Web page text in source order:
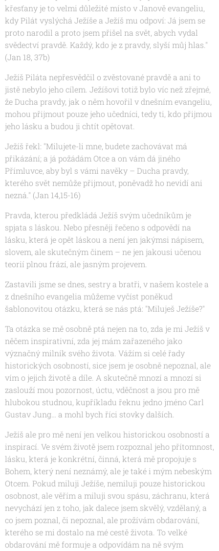
křesťany je to velmi důležité místo v Janově evangeliu,
kdy Pilát vyslýchá Ježíše a Ježíš mu odpoví: Já jsem se
proto narodil a proto jsem přišel na svět, abych vydal
svědectví pravdě. Každý, kdo je z pravdy, slyší můj hlas."
(Jan 18, 37b)
Ježíš Piláta nepřesvědčil o zvěstované pravdě a ani to
jistě nebylo jeho cílem. Ježíšovi totiž bylo víc než zřejmé,
že Ducha pravdy, jak o něm hovořil v dnešním evangeliu,
mohou přijmout pouze jeho učedníci, tedy ti, kdo přijmou
jeho lásku a budou ji chtít opětovat.
Ježíš řekl: "Milujete-li mne, budete zachovávat má
přikázání; a já požádám Otce a on vám dá jiného
Přímluvce, aby byl s vámi navěky – Ducha pravdy,
kterého svět nemůže přijmout, poněvadž ho nevidí ani
nezná." (Jan 14,15-16)
Pravda, kterou předkládá Ježíš svým učedníkům je
spjata s láskou. Nebo přesněji řečeno s odpovědí na
lásku, která je opět láskou a není jen jakýmsi nápisem,
slovem, ale skutečným činem – ne jen jakousi učenou
teorií plnou frází, ale jasným projevem.
Zastavili jsme se dnes, sestry a bratři, v našem kostele a
z dnešního evangelia můžeme vyčíst poněkud
šablonovitou otázku, která se nás ptá: "Miluješ Ježíše?"
Ta otázka se mě osobně ptá nejen na to, zda je mi Ježíš v
něčem inspirativní, zda jej mám zařazeného jako
význačný milník svého života. Vážím si celé řady
historických osobností, sice jsem je osobně nepoznal, ale
vím o jejich životě a díle. A skutečně mnozí a mnozí si
zaslouží mou pozornost, úctu, vděčnost a jsou pro mě
hlubokou studnou, kupříkladu řeknu jedno jméno Carl
Gustav Jung… a mohl bych říci stovky dalších.
Ježíš ale pro mě není jen velkou historickou osobností a
inspirací. Ve svém životě jsem rozpoznal jeho přítomnost,
lásku, která je konkrétní, činná, která mě propojuje s
Bohem, který není neznámý, ale je také i mým nebeským
Otcem. Pokud miluji Ježíše, nemiluji pouze historickou
osobnost, ale věřím a miluji svou spásu, záchranu, která
nevychází jen z toho, jak dalece jsem skvělý, vzdělaný, a
co jsem poznal, či nepoznal, ale prožívám obdarování,
kterého se mi dostalo na mé cestě života. To velké
obdarování mě formuje a odpovídám na ně svým